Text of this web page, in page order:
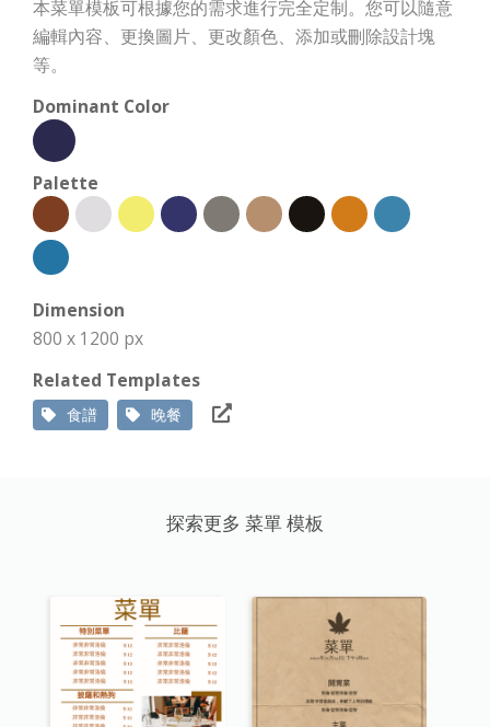
本菜單模板可根據您的需求進行完全定制。您可以隨意
編輯內容、更換圖片、更改顏色、添加或刪除設計塊
等。
Dominant Color
Palette
Dimension
800 x 1200 px
Related Templates
食譜 晚餐
探索更多 菜單 模板